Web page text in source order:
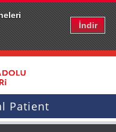
İndir
Patient